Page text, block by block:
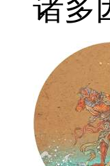
诸多